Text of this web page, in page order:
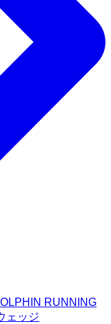
RUNNING
ェッジ